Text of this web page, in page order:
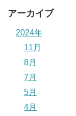
アーカイブ
2024年
11月
8月
7月
5月
4月